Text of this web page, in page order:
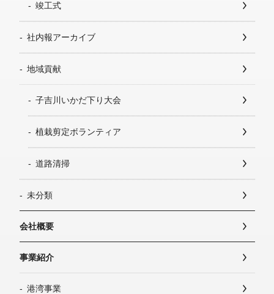
竣工式
社内報アーカイブ
地域貢献
子吉川いかだ下り大会
植栽剪定ボランティア
道路清掃
未分類
会社概要
事業紹介
港湾事業